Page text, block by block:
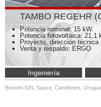
TAMBO REGEHR
Potencia nominal: 15 kW.
Potencia fotovoltaica: 21,1
Proyecto, dirección
Venta y respaldo: ERGO
Ingeniería
Bonomi S/N, Sauce, Canelones,